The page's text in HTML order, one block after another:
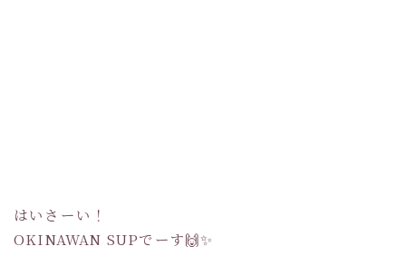
はいさーい！
OKINAWAN SUPでーす🙌✨